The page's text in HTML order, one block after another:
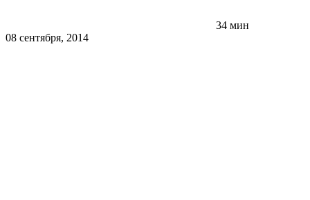
34 мин
08 сентября, 2014